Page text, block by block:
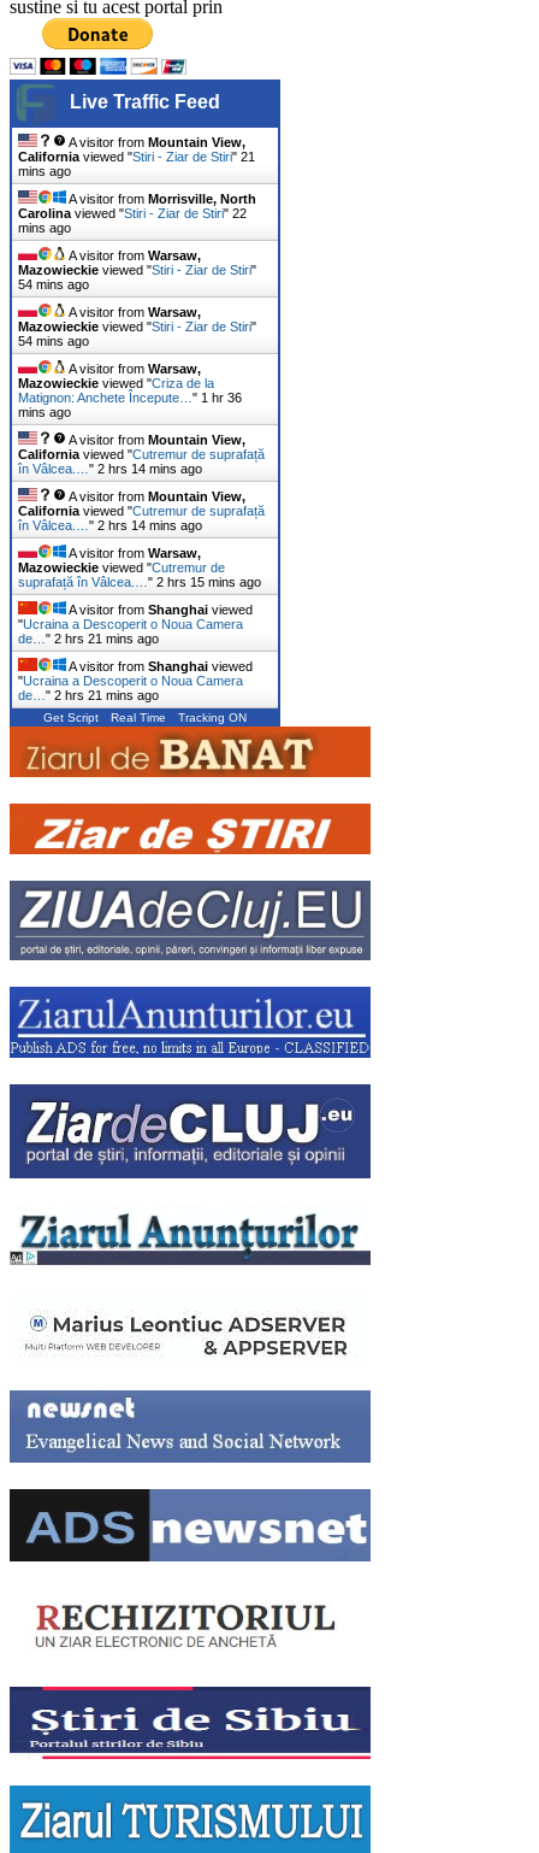
sustine si tu acest portal prin
Live Traffic Feed
A visitor from Mountain View,
California viewed "Stiri - Ziar de Stiri" 21
mins ago
A visitor from Morrisville, North
Carolina viewed "Stiri - Ziar de Stiri" 22
mins ago
A visitor from Warsaw,
Mazowieckie viewed "Stiri - Ziar de Stiri"
54 mins ago
A visitor from Warsaw,
Mazowieckie viewed "Stiri - Ziar de Stiri"
54 mins ago
A visitor from Warsaw,
Mazowieckie viewed "Criza de la
Matignon: Anchete Începute… " 1 hr 36
mins ago
A visitor from Mountain View,
California viewed "Cutremur de suprafață
în Vâlcea.… " 2 hrs 14 mins ago
A visitor from Mountain View,
California viewed "Cutremur de suprafață
în Vâlcea.… " 2 hrs 14 mins ago
A visitor from Warsaw,
Mazowieckie viewed "Cutremur de
suprafață în Vâlcea.… " 2 hrs 15 mins ago
A visitor from Shanghai viewed
"Ucraina a Descoperit o Noua Camera
de… " 2 hrs 21 mins ago
A visitor from Shanghai viewed
"Ucraina a Descoperit o Noua Camera
de… " 2 hrs 21 mins ago
Get Script Real Time Tracking ON